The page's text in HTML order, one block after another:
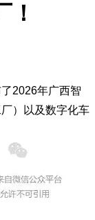
2026年广西智
）以及数字化车